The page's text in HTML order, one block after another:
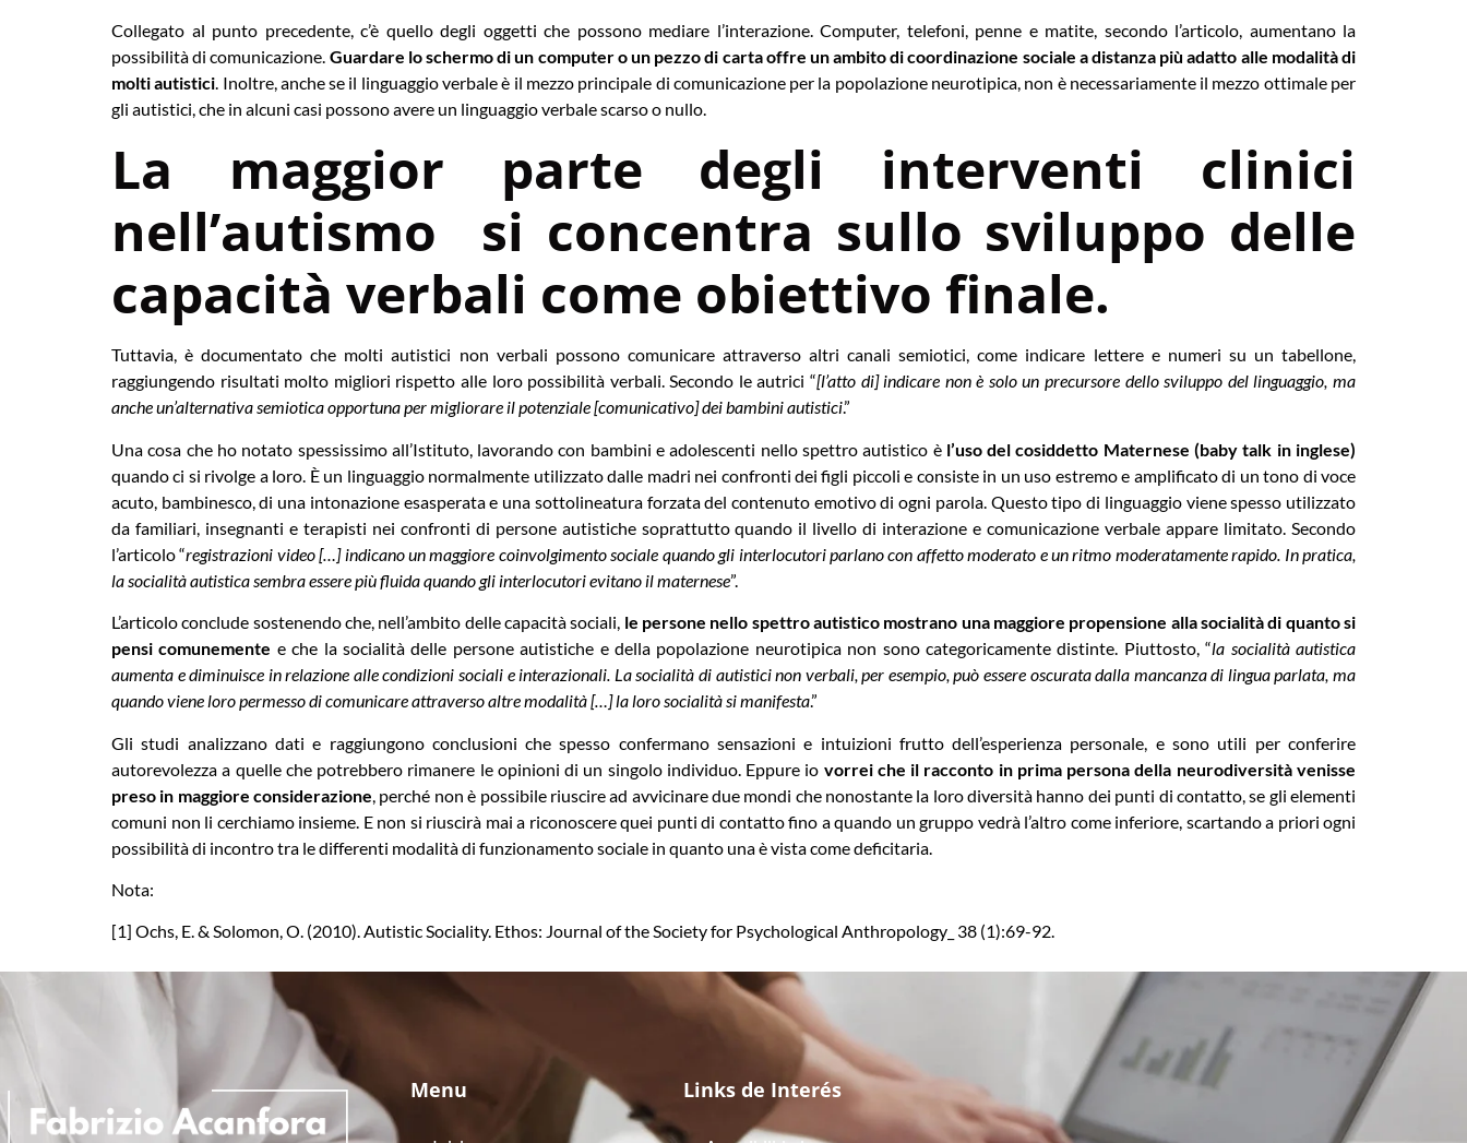
Collegato al punto precedente, c’è quello degli oggetti che possono mediare l’interazione. Computer, telefoni, penne e matite, secondo l’articolo, aumentano la
possibilità di comunicazione. Guardare lo schermo di un computer o un pezzo di carta offre un ambito di coordinazione sociale a distanza più adatto alle modalità di
molti autistici. Inoltre, anche se il linguaggio verbale è il mezzo principale di comunicazione per la popolazione neurotipica, non è necessariamente il mezzo ottimale per
gli autistici, che in alcuni casi possono avere un linguaggio verbale scarso o nullo.
La maggior parte degli interventi clinici
nell’autismo si concentra sullo sviluppo delle
capacità verbali come obiettivo finale.
Tuttavia, è documentato che molti autistici non verbali possono comunicare attraverso altri canali semiotici, come indicare lettere e numeri su un tabellone,
raggiungendo risultati molto migliori rispetto alle loro possibilità verbali. Secondo le autrici “[l’atto di] indicare non è solo un precursore dello sviluppo del linguaggio, ma
anche un’alternativa semiotica opportuna per migliorare il potenziale [comunicativo] dei bambini autistici.”
Una cosa che ho notato spessissimo all’Istituto, lavorando con bambini e adolescenti nello spettro autistico è l’uso del cosiddetto Maternese (baby talk in inglese)
quando ci si rivolge a loro. È un linguaggio normalmente utilizzato dalle madri nei confronti dei figli piccoli e consiste in un uso estremo e amplificato di un tono di voce
acuto, bambinesco, di una intonazione esasperata e una sottolineatura forzata del contenuto emotivo di ogni parola. Questo tipo di linguaggio viene spesso utilizzato
da familiari, insegnanti e terapisti nei confronti di persone autistiche soprattutto quando il livello di interazione e comunicazione verbale appare limitato. Secondo
l’articolo “registrazioni video […] indicano un maggiore coinvolgimento sociale quando gli interlocutori parlano con affetto moderato e un ritmo moderatamente rapido. In pratica,
la socialità autistica sembra essere più fluida quando gli interlocutori evitano il maternese”.
L’articolo conclude sostenendo che, nell’ambito delle capacità sociali, le persone nello spettro autistico mostrano una maggiore propensione alla socialità di quanto si
pensi comunemente e che la socialità delle persone autistiche e della popolazione neurotipica non sono categoricamente distinte. Piuttosto, “la socialità autistica
aumenta e diminuisce in relazione alle condizioni sociali e interazionali. La socialità di autistici non verbali, per esempio, può essere oscurata dalla mancanza di lingua parlata, ma
quando viene loro permesso di comunicare attraverso altre modalità […] la loro socialità si manifesta.”
Gli studi analizzano dati e raggiungono conclusioni che spesso confermano sensazioni e intuizioni frutto dell’esperienza personale, e sono utili per conferire
autorevolezza a quelle che potrebbero rimanere le opinioni di un singolo individuo. Eppure io vorrei che il racconto in prima persona della neurodiversità venisse
preso in maggiore considerazione , perché non è possibile riuscire ad avvicinare due mondi che nonostante la loro diversità hanno dei punti di contatto, se gli elementi
comuni non li cerchiamo insieme. E non si riuscirà mai a riconoscere quei punti di contatto fino a quando un gruppo vedrà l’altro come inferiore, scartando a priori ogni
possibilità di incontro tra le differenti modalità di funzionamento sociale in quanto una è vista come deficitaria.
Nota:
[1] Ochs, E. & Solomon, O. (2010). Autistic Sociality. Ethos: Journal of the Society for Psychological Anthropology_ 38 (1):69-92.
Menu Links de Interés